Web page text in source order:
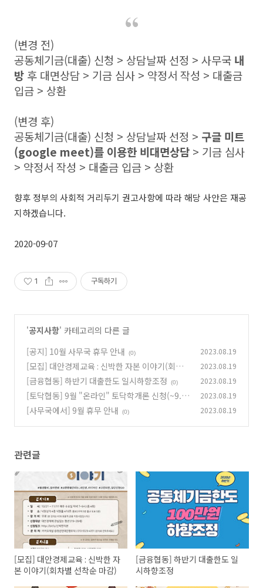
(변경 전)
공동체기금(대출) 신청 > 상담날짜 선정 > 사무국 내
방 후 대면상담 > 기금 심사 > 약정서 작성 > 대출금
입금 > 상환
(변경 후)
공동체기금(대출) 신청 > 상담날짜 선정 > 구글 미트
(google meet)를 이용한 비대면상담 > 기금 심사
> 약정서 작성 > 대출금 입금 > 상환
향후 정부의 사회적 거리두기 권고사항에 따라 해당 사안은 재공
지하겠습니다.
2020-09-07
1 구독하기
'공지사항' 카테고리의 다른 글
[공지] 10월 사무국 휴무 안내
(0) 2023.08.19
[모집] 대안경제교육 : 신박한 자본 이야기(회차
별 선착순 마감) (0)
2023.08.19
[금융협동] 하반기 대출한도 일시하향조정 (0) 2023.08.19
[토닥협동] 9월 "온라인" 토닥학개론 신청(~9.2
2)
(0)
2023.08.19
[사무국에서] 9월 휴무 안내 (0) 2023.08.19
관련글
[모집] 대안경제교육 : 신박한 자
본 이야기(회차별 선착순 마감)
[금융협동] 하반기 대출한도 일
시하향조정